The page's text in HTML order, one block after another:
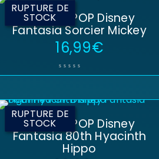
RUPTURE DE
STOCK
Figurine POP Disney
Fantasia Sorcier Mickey
16,99€
RUPTURE DE
STOCK
Figurine POP Disney
Fantasia 80th Hyacinth
Hippo